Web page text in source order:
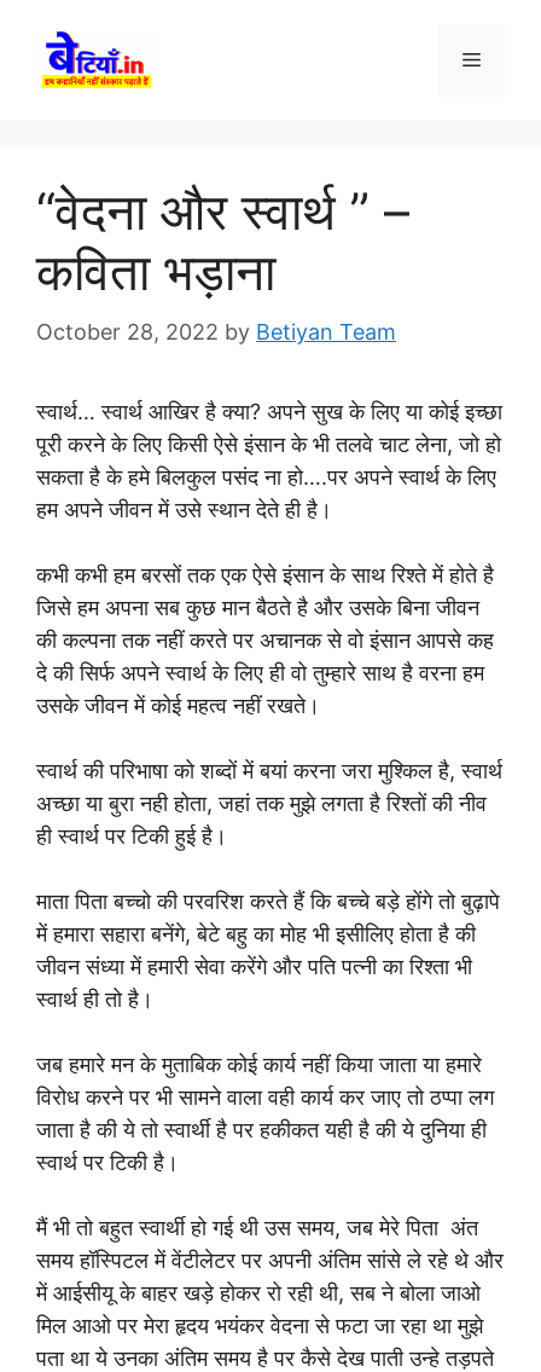
content
Menu
“वेदना और स्वार्थ ” –
कविता भड़ाना
October 28, 2022 by Betiyan Team
स्वार्थ… स्वार्थ आखिर है क्या? अपने सुख के लिए या कोई इच्छा
पूरी करने के लिए किसी ऐसे इंसान के भी तलवे चाट लेना, जो हो
सकता है के हमे बिलकुल पसंद ना हो….पर अपने स्वार्थ के लिए
हम अपने जीवन में उसे स्थान देते ही है।
कभी कभी हम बरसों तक एक ऐसे इंसान के साथ रिश्ते में होते है
जिसे हम अपना सब कुछ मान बैठते है और उसके बिना जीवन
की कल्पना तक नहीं करते पर अचानक से वो इंसान आपसे कह
दे की सिर्फ अपने स्वार्थ के लिए ही वो तुम्हारे साथ है वरना हम
उसके जीवन में कोई महत्व नहीं रखते।
स्वार्थ की परिभाषा को शब्दों में बयां करना जरा मुश्किल है, स्वार्थ
अच्छा या बुरा नही होता, जहां तक मुझे लगता है रिश्तों की नीव
ही स्वार्थ पर टिकी हुई है।
माता पिता बच्चो की परवरिश करते हैं कि बच्चे बड़े होंगे तो बुढ़ापे
में हमारा सहारा बनेंगे, बेटे बहु का मोह भी इसीलिए होता है की
जीवन संध्या में हमारी सेवा करेंगे और पति पत्नी का रिश्ता भी
स्वार्थ ही तो है।
जब हमारे मन के मुताबिक कोई कार्य नहीं किया जाता या हमारे
विरोध करने पर भी सामने वाला वही कार्य कर जाए तो ठप्पा लग
जाता है की ये तो स्वार्थी है पर हकीकत यही है की ये दुनिया ही
स्वार्थ पर टिकी है।
मैं भी तो बहुत स्वार्थी हो गई थी उस समय, जब मेरे पिता अंत
समय हॉस्पिटल में वेंटीलेटर पर अपनी अंतिम सांसे ले रहे थे और
में आईसीयू के बाहर खड़े होकर रो रही थी, सब ने बोला जाओ
मिल आओ पर मेरा हृदय भयंकर वेदना से फटा जा रहा था मुझे
पता था ये उनका अंतिम समय है पर कैसे देख पाती उन्हे तड़पते